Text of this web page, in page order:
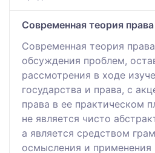
Современная теория права
Современная теория
обсуждения проблем,
рассмотрения в ходе
государства и права, с
права в ее практическом
не является чисто
а является средством
осмысления и применения